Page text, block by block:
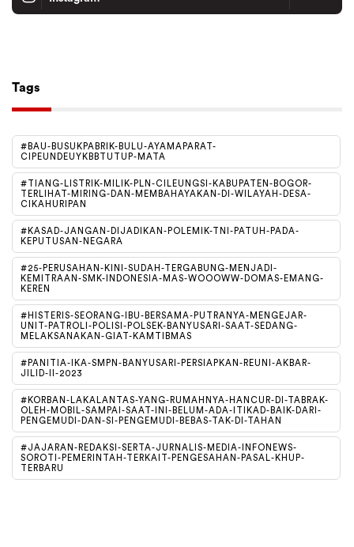
Tags
#BAU-BUSUKPABRIK-BULU-AYAMAPARAT-
CIPEUNDEUYKBBTUTUP-MATA
#TIANG-LISTRIK-MILIK-PLN-CILEUNGSI-KABUPATEN-BOGOR-
TERLIHAT-MIRING-DAN-MEMBAHAYAKAN-DI-WILAYAH-DESA-
CIKAHURIPAN
#KASAD-JANGAN-DIJADIKAN-POLEMIK-TNI-PATUH-PADA-
KEPUTUSAN-NEGARA
#25-PERUSAHAN-KINI-SUDAH-TERGABUNG-MENJADI-
KEMITRAAN-SMK-INDONESIA-MAS-WOOOWW-DOMAS-EMANG-
KEREN
#HISTERIS-SEORANG-IBU-BERSAMA-PUTRANYA-MENGEJAR-
UNIT-PATROLI-POLISI-POLSEK-BANYUSARI-SAAT-SEDANG-
MELAKSANAKAN-GIAT-KAMTIBMAS
#PANITIA-IKA-SMPN-BANYUSARI-PERSIAPKAN-REUNI-AKBAR-
JILID-II-2023
#KORBAN-LAKALANTAS-YANG-RUMAHNYA-HANCUR-DI-TABRAK-
OLEH-MOBIL-SAMPAI-SAAT-INI-BELUM-ADA-ITIKAD-BAIK-DARI-
PENGEMUDI-DAN-SI-PENGEMUDI-BEBAS-TAK-DI-TAHAN
#JAJARAN-REDAKSI-SERTA-JURNALIS-MEDIA-INFONEWS-
SOROTI-PEMERINTAH-TERKAIT-PENGESAHAN-PASAL-KHUP-
TERBARU